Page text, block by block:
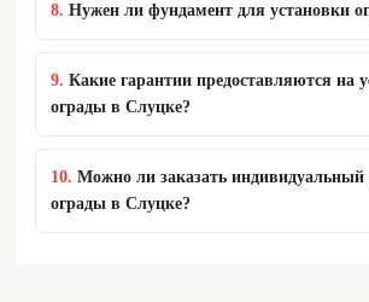
8. Нужен ли фундамент для установки
9. Какие гарантии предоставляются на
ограды в Слуцке?
10. Можно ли заказать индивидуальный
ограды в Слуцке?